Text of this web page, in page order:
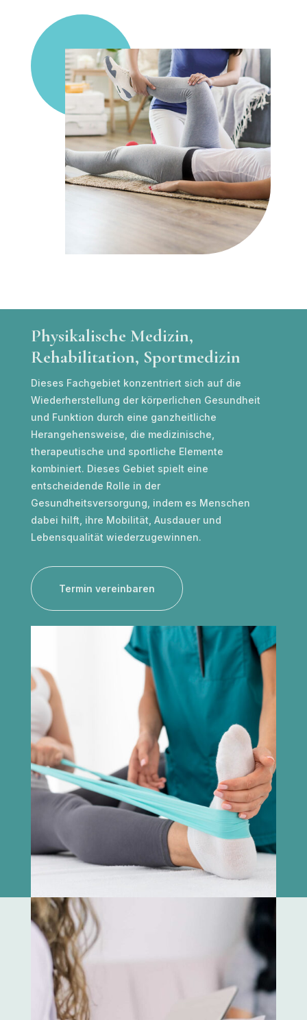
Physikalische Medizin,
Rehabilitation, Sportmedizin
Dieses Fachgebiet konzentriert sich auf die
Wiederherstellung der körperlichen Gesundheit
und Funktion durch eine ganzheitliche
Herangehensweise, die medizinische,
therapeutische und sportliche Elemente
kombiniert. Dieses Gebiet spielt eine
entscheidende Rolle in der
Gesundheitsversorgung, indem es Menschen
dabei hilft, ihre Mobilität, Ausdauer und
Lebensqualität wiederzugewinnen.
Termin vereinbaren